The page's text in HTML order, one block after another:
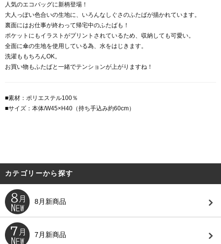
人気のエコバッグに新柄登場！
大人っぽい色合いの生地に、いろんなしぐさのふたばが描かれています。
裏面にはお仕事が終わって帰宅中のふたばも！
ポケットにもイラストがプリントされているため、収納しても可愛い。
全面に傘の生地を使用している為、水をはじきます。
洗濯ももちろんOK。
お買い物もふたばと一緒でテンションが上がりますね！
■素材：ポリエステル100％
■サイズ：本体/W45×H40（持ち手込み約60cm）
カテゴリーから探す
8月新商品
7月新商品